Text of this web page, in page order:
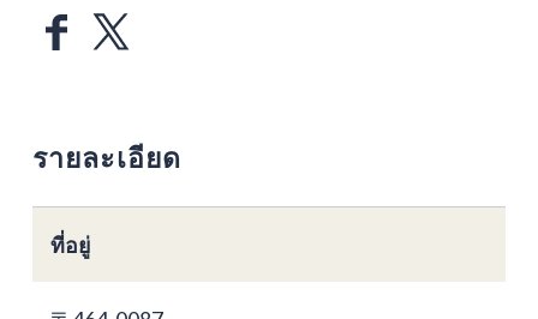
รายละเอียด
ที่อยู่